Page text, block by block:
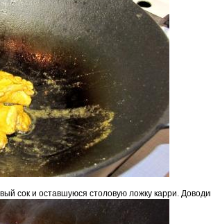
сок и оставшуюся столовую ложку карри.